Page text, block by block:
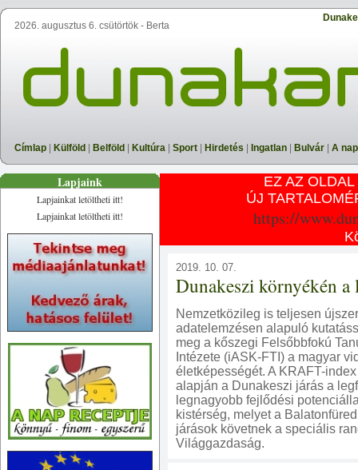
2026. augusztus 6. csütörtök - Berta
Címlap Külföld Belföld Kultúra Sport Hirdetés Ingatlan Bulvár A
Lapjaink
Lapjainkat letöltheti itt!
Lapjainkat letöltheti itt!
EZ AZ
ÚJ
https://
2019. 10. 07.
Dunakeszi környékén
Nemzetközileg is teljesen
adatelemzésen alapuló
meg a kőszegi Felsőbbfokú
Intézete (iASK-FTI) a magyar
életképességét. A KRAFT-
alapján a Dunakeszi járás a
legnagyobb fejlődési
kistérség, melyet a
járások követnek a speciális
Világgazdaság.